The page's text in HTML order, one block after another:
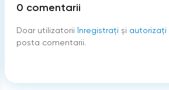
0 comentarii
Doar utilizatorii înregistraţi şi autorizați
posta comentarii.